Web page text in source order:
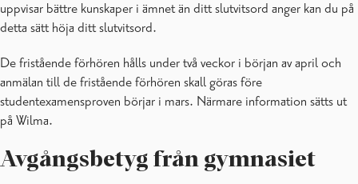
uppvisar bättre kunskaper i ämnet än ditt slutvitsord anger kan du på
detta sätt höja ditt slutvitsord.
De fristående förhören hålls under två veckor i början av april och
anmälan till de fristående förhören skall göras före
studentexamensproven börjar i mars. Närmare information sätts ut
på Wilma.
Avgångsbetyg från gymnasiet